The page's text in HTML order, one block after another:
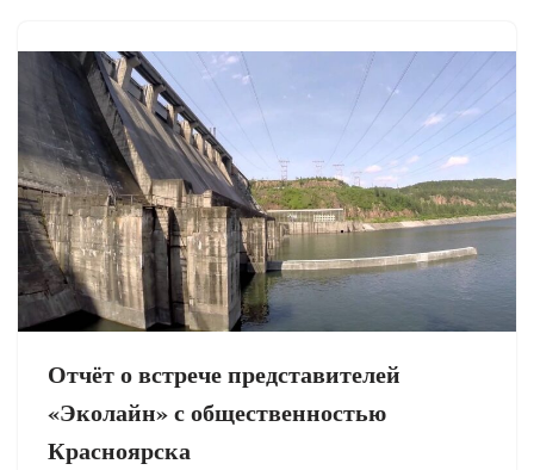
Отчёт о встрече представителей
«Эколайн» с общественностью
Красноярска